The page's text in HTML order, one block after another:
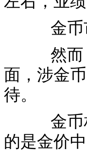
金币
然而，
面，涉金
待。
金币相
的是金价